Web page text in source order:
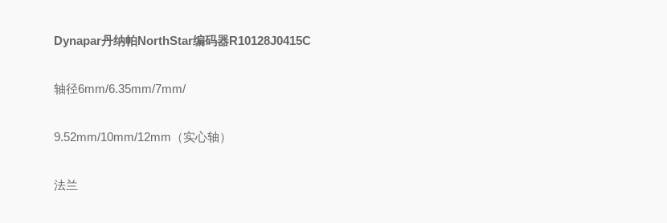
Dynapar丹纳帕NorthStar编码器R10128J0415C
轴径6mm/6.35mm/7mm/
9.52mm/10mm/12mm（实心轴）
法兰